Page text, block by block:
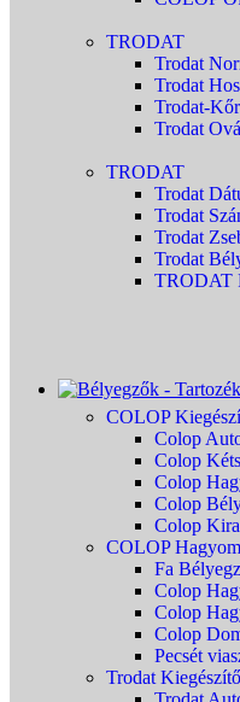
TRODAT
Trodat
Trodat
Trodat-
Trodat
TRODAT
Trodat
Trodat
Trodat
Trodat
TRODAT
COLOP
Colop
Colop
Colop
Colop
Colop
COLOP
Fa
Colop
Colop
Colop
Pecsét
Trodat